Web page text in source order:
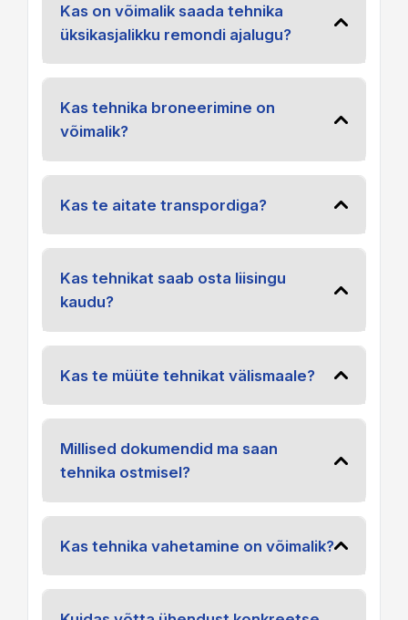
Kas on võimalik saada tehnika
üksikasjalikku remondi ajalugu?
Kas tehnika broneerimine on
võimalik?
Kas te aitate transpordiga?
Kas tehnikat saab osta liisingu
kaudu?
Kas te müüte tehnikat välismaale?
Millised dokumendid ma saan
tehnika ostmisel?
Kas tehnika vahetamine on võimalik?